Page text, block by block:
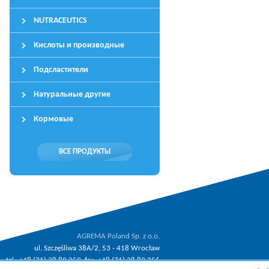
NUTRACEUTICS
Кислоты и производные
Подсластители
Натуральные другие
Кормовые
ВСЕ ПРОДУКТЫ
AGREMA Poland Sp. z o.o.
ul. Szczęśliwa 38A/2, 53 - 418 Wrocław
tel.: +48 (71) 38 89 350, fax: +48 (71) 38 89 356